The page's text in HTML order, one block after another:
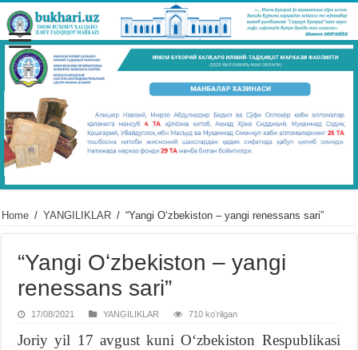
Home / YANGILIKLAR / “Yangi Oʻzbekiston – yangi renessans sari”
“Yangi Oʻzbekiston – yangi
renessans sari”
17/08/2021 YANGILIKLAR 710 koʻrilgan
Joriy yil 17 avgust kuni Oʻzbekiston Respublikasi